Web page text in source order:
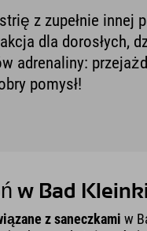
z zupełnie innej
dla dorosłych,
adrenaliny:
pomysł!
w Bad
z saneczkami w